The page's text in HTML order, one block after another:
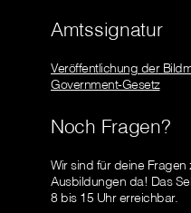
Amtssignatur
Veröffentlichung der
Government-Gesetz
Noch Fragen?
Wir sind für deine
Ausbildungen da! Das
8 bis 15 Uhr erreichbar.